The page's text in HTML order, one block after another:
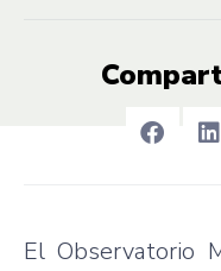
El Observatorio